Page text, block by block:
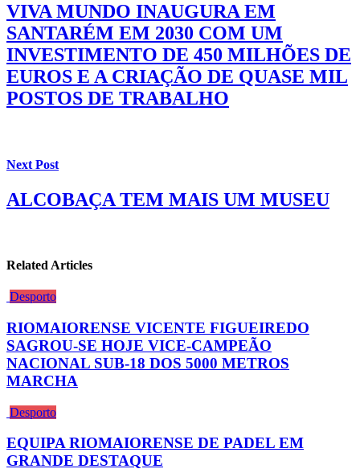
VIVA MUNDO INAUGURA EM
SANTARÉM EM 2030 COM UM
INVESTIMENTO DE 450 MILHÕES DE
EUROS E A CRIAÇÃO DE QUASE MIL
POSTOS DE TRABALHO
Next Post
ALCOBAÇA TEM MAIS UM MUSEU
Related Articles
Desporto
RIOMAIORENSE VICENTE FIGUEIREDO
SAGROU-SE HOJE VICE-CAMPEÃO
NACIONAL SUB-18 DOS 5000 METROS
MARCHA
Desporto
EQUIPA RIOMAIORENSE DE PADEL EM
GRANDE DESTAQUE